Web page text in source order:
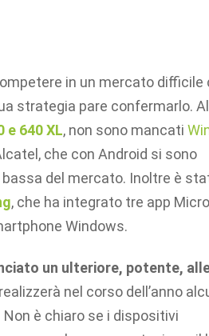
in un mercato difficile
strategia pare confermarlo. Al
e 640 XL, non sono mancati
che con Android si sono
del mercato. Inoltre è
, che ha integrato tre app
Windows.
un ulteriore, potente,
nel corso dell’anno
è chiaro se i dispositivi